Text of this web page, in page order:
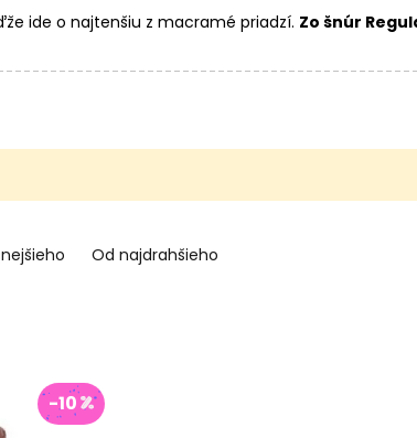
ide o najtenšiu z macramé priadzí. Zo šnúr
alebo hrubší (XXL 5mm) vzor.
Od najdrahšieho
-10